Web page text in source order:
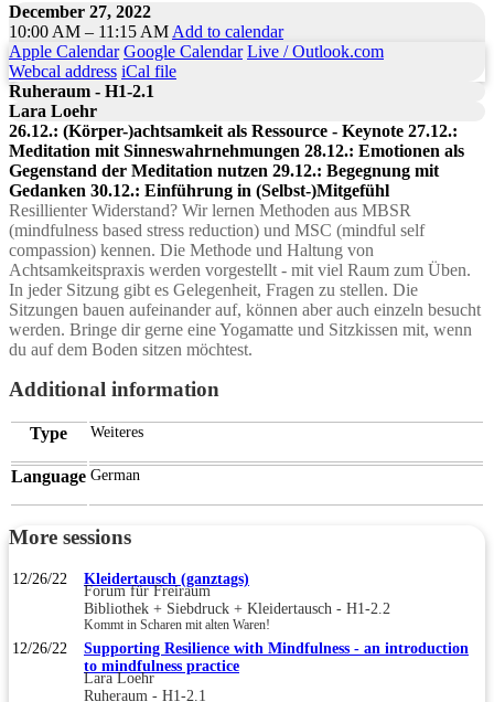
December 27, 2022
10:00 AM – 11:15 AM Add to calendar
Apple Calendar Google Calendar Live / Outlook.com
Webcal address iCal file
Ruheraum - H1-2.1
Lara Loehr
26.12.: (Körper-)achtsamkeit als Ressource - Keynote 27.12.:
Meditation mit Sinneswahrnehmungen 28.12.: Emotionen als
Gegenstand der Meditation nutzen 29.12.: Begegnung mit
Gedanken 30.12.: Einführung in (Selbst-)Mitgefühl
Resillienter Widerstand? Wir lernen Methoden aus MBSR
(mindfulness based stress reduction) und MSC (mindful self
compassion) kennen. Die Methode und Haltung von
Achtsamkeitspraxis werden vorgestellt - mit viel Raum zum Üben.
In jeder Sitzung gibt es Gelegenheit, Fragen zu stellen. Die
Sitzungen bauen aufeinander auf, können aber auch einzeln besucht
werden. Bringe dir gerne eine Yogamatte und Sitzkissen mit, wenn
du auf dem Boden sitzen möchtest.
Additional information
Type Weiteres
Language German
More sessions
12/26/22 Kleidertausch (ganztags)
Forum für Freiraum
Bibliothek + Siebdruck + Kleidertausch - H1-2.2
Kommt in Scharen mit alten Waren!
12/26/22
Supporting Resilience with Mindfulness - an introduction
to mindfulness practice
Lara Loehr
Ruheraum - H1-2.1